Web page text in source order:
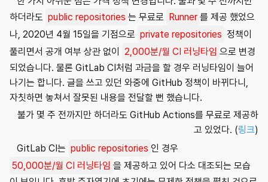
하더라도 public repositories 는 무료로 Runner 를 제공 했었으
나, 2020년 4월 15일을 기점으로 private repositories 정책이
풀리면서 공개 여부 상관 없이
2,000분/월 CI 러닝타임 으로 변경
되었습니다. 물론 GitLab CI처럼 과금을 할 경우 러닝타임이 늘어
나기는 합니다. 글을 쓰고 있던 와중에 GitHub 정책이 바뀌다니,
자칫하면 놓쳐서 잘못된 내용을 전달할 뻔 했습니다.
불가 몇 주 전까지만 하더라도 GitHub Actions를 무료로 제공하
고 있었다. (링크)
GitLab CI는 public repositories 인 경우
50,000분/월 CI 러닝타임 을 제공하고 있어 다소 대조되는 모습